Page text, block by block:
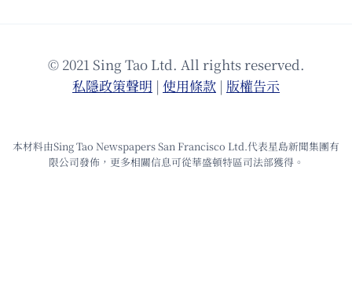
© 2021 Sing Tao Ltd. All rights reserved.
私隱政策聲明 | 使⽤條款 | 版權告⽰
本材料由Sing Tao Newspapers San Francisco Ltd.代表星島新聞集團有
限公司發佈，更多相關信息可從華盛頓特區司法部獲得。